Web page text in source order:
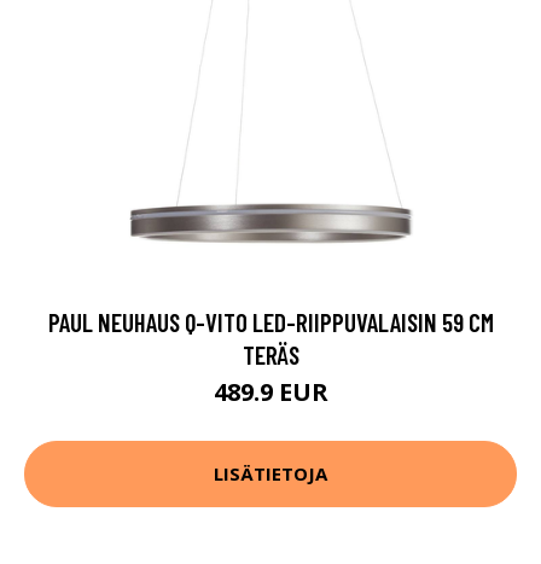
PAUL NEUHAUS Q-VITO LED-RIIPPUVALAISIN 59 CM
TERÄS
489.9 EUR
LISÄTIETOJA